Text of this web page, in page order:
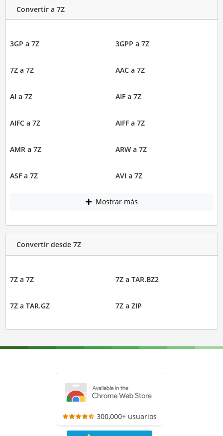
Convertir a 7Z
3GP a 7Z 3GPP a 7Z
7Z a 7Z AAC a 7Z
AI a 7Z AIF a 7Z
AIFC a 7Z AIFF a 7Z
AMR a 7Z ARW a 7Z
ASF a 7Z AVI a 7Z
Mostrar más
Convertir desde 7Z
7Z a 7Z 7Z a TAR.BZ2
7Z a TAR.GZ 7Z a ZIP
300,000+ usuarios